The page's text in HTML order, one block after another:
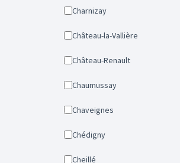
Charnizay
Château-la-Vallière
Château-Renault
Chaumussay
Chaveignes
Chédigny
Cheillé